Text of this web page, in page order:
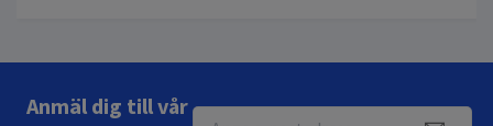
Anmäl dig till vår